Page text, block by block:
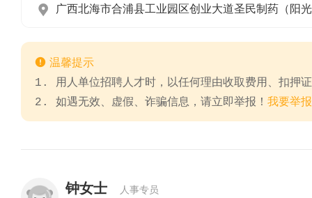
 广西北海市合浦县工业园区创业大道圣民制药（阳
 温馨提示
1. 用人单位招聘人才时，以任何理由收取费用、扣押
2. 如遇无效、虚假、诈骗信息，请立即举报！ 我要举报
钟女士
人事专员